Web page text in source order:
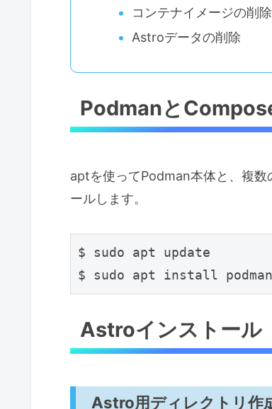
コンテナイメージの削除
Astroデータの削除
Podmanと
aptを使ってPodman本体と、複
ールします。
$ sudo apt update
Astroインストール
Astro用ディレクトリ作